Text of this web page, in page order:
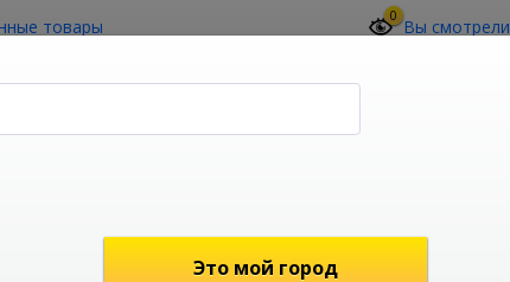
товары 0 Вы смотрели
shop@mireks.ru
Это мой город